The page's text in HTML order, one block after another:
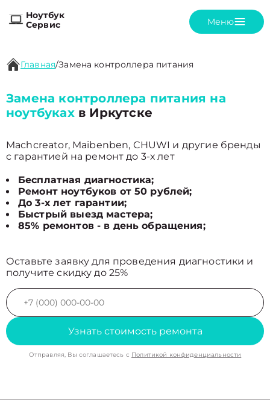
Ноутбук
Сервис
Меню
Главная/Замена контроллера питания
Замена контроллера питания на
ноутбукахв Иркутске
Machcreator, Maibenben, CHUWI и другие бренды
с гарантией на ремонт до 3-х лет
Бесплатная диагностика;
Ремонт ноутбуков от 50 рублей;
До 3-х лет гарантии;
Быстрый выезд мастера;
85% ремонтов - в день обращения;
Оставьте заявку для проведения диагностики и
получите скидку до 25%
Узнать стоимость ремонта
Отправляя, Вы соглашаетесь с Политикой конфиденциальности